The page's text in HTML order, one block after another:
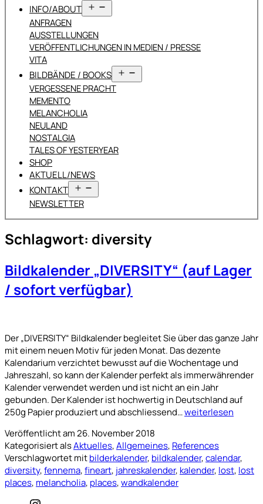
INFO/ABOUT
öffnen
ANFRAGEN
AUSSTELLUNGEN
VERÖFFENTLICHUNGEN IN MEDIEN / PRESSE
VITA
BILDBÄNDE / BOOKS
öffnen
VERGESSENE PRACHT
MEMENTO
MELANCHOLIA
NEULAND
NOSTALGIA
TALES OF YESTERYEAR
SHOP
AKTUELL/NEWS
KONTAKT
öffnen
NEWSLETTER
Schlagwort: diversity
Bildkalender „DIVERSITY“ (auf Lager
/ sofort verfügbar)
Der „DIVERSITY“ Bildkalender begleitet Sie über das ganze Jahr
mit einem neuen Motiv für jeden Monat. Das dezente
Kalendarium verzichtet bewusst auf die Wochentage und
Jahreszahl, so kann der Kalender perfekt als immerwährender
Kalender verwendet werden und ist nicht an ein Jahr
gebunden. Der Kalender ist hochwertig in Deutschland auf
250g Papier produziert und abschliessend…Bildkalender
Lager
/
sofort
weiterlesen
Veröffentlicht am26. November 2018
Kategorisiert alsAktuelles,Allgemeines, References
Verschlagwortet mitbilderkalender, bildkalender,calendar,
diversity,fennema,fineart, jahreskalender, kalender, lost, lost
places, melancholia, places,wandkalender